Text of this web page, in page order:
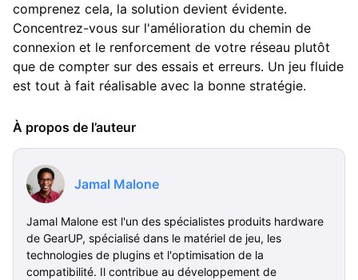
comprenez cela, la solution devient évidente.
Concentrez-vous sur l'amélioration du chemin de
connexion et le renforcement de votre réseau plutôt
que de compter sur des essais et erreurs. Un jeu fluide
est tout à fait réalisable avec la bonne stratégie.
À propos de l’auteur
Jamal Malone
Jamal Malone est l'un des spécialistes produits hardware
de GearUP, spécialisé dans le matériel de jeu, les
technologies de plugins et l'optimisation de la
compatibilité. Il contribue au développement de